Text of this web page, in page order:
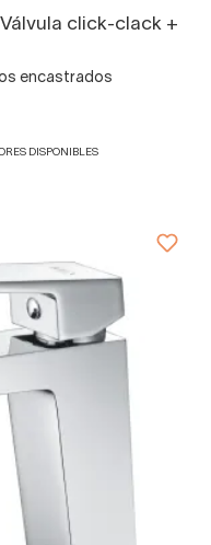
click-clack +
encastrados
DISPONIBLES